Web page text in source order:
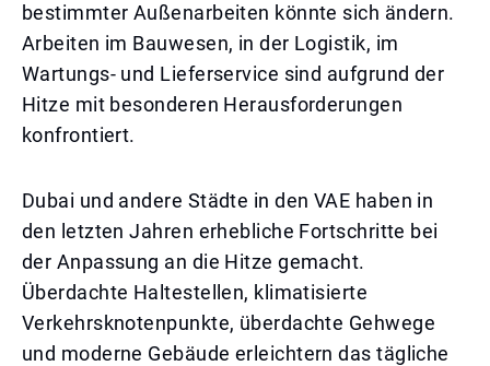
bestimmter Außenarbeiten könnte sich ändern.
Arbeiten im Bauwesen, in der Logistik, im
Wartungs- und Lieferservice sind aufgrund der
Hitze mit besonderen Herausforderungen
konfrontiert.
Dubai und andere Städte in den VAE haben in
den letzten Jahren erhebliche Fortschritte bei
der Anpassung an die Hitze gemacht.
Überdachte Haltestellen, klimatisierte
Verkehrsknotenpunkte, überdachte Gehwege
und moderne Gebäude erleichtern das tägliche